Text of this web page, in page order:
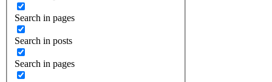
Search in pages
Search in posts
Search in pages